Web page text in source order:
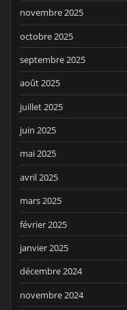
novembre 2025
octobre 2025
septembre 2025
août 2025
juillet 2025
juin 2025
mai 2025
avril 2025
mars 2025
février 2025
janvier 2025
décembre 2024
novembre 2024